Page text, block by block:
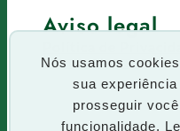
Nós usamos
sua
prosseguir
funcionalidade.
Aviso legal
Termos de uso